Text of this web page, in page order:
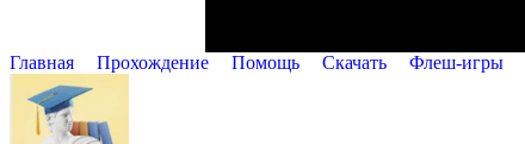
Главная Прохождение Помощь Cкачать Флеш-игры